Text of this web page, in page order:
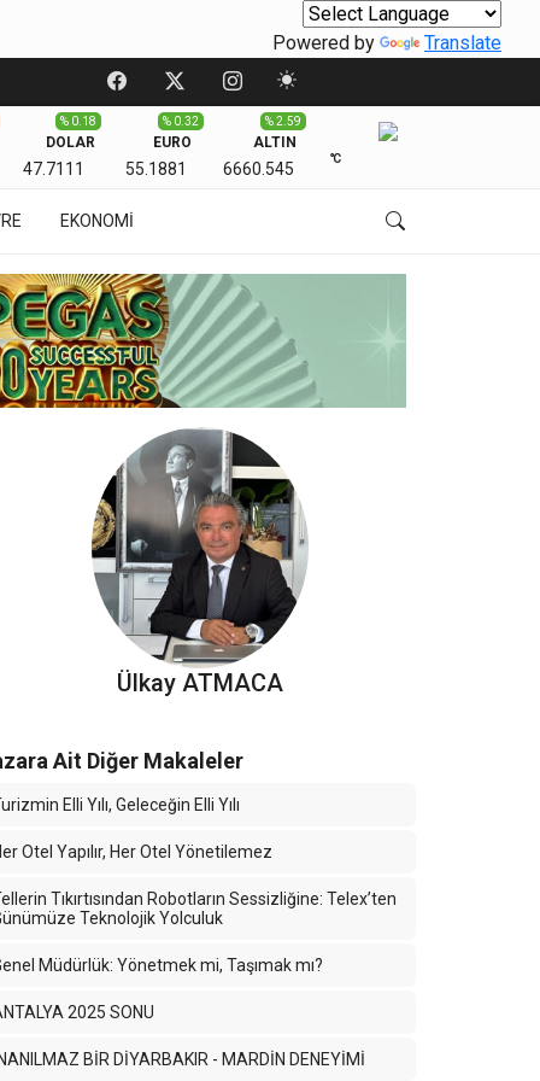
Powered by Translate
DOLAR
47.7111
% 0.18
EURO
55.1881
% 0.32
ALTIN
6660.545
% 2.59
℃
EKONOMİ
Ülkay ATMACA
Ait Diğer Makaleler
Elli Yılı, Geleceğin Elli Yılı
Otel Yapılır, Her Otel Yönetilemez
Tıkırtısından Robotların Sessizliğine: Telex’ten
Teknolojik Yolculuk
Müdürlük: Yönetmek mi, Taşımak mı?
2025 SONU
BİR DİYARBAKIR - MARDİN DENEYİMİ